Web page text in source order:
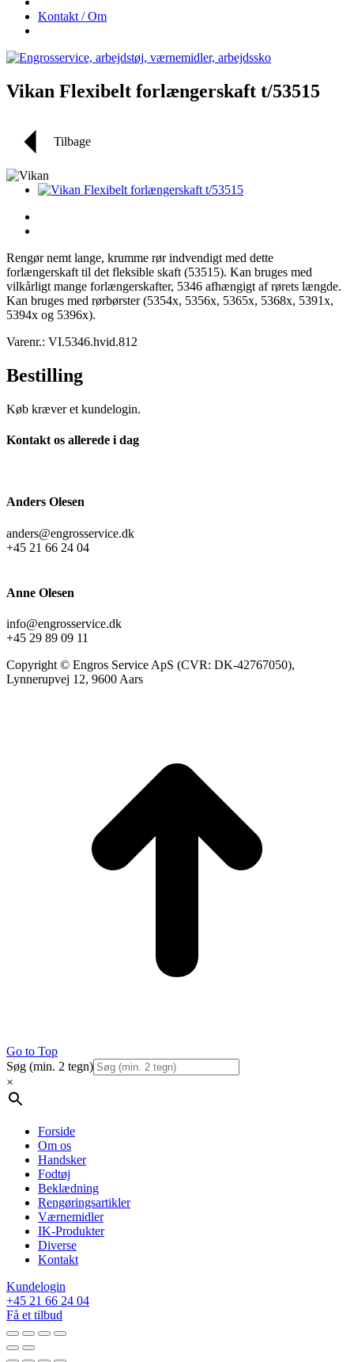
Kontakt / Om
Vikan Flexibelt forlængerskaft t/53515
Tilbage
Rengør nemt lange, krumme rør indvendigt med dette
forlængerskaft til det fleksible skaft (53515). Kan bruges med
vilkårligt mange forlængerskafter, 5346 afhængigt af rørets længde.
Kan bruges med rørbørster (5354x, 5356x, 5365x, 5368x, 5391x,
5394x og 5396x).
Varenr.: VI.5346.hvid.812
Bestilling
Køb kræver et kundelogin.
Kontakt os allerede i dag
Anders Olesen
anders@engrosservice.dk
+45 21 66 24 04
Anne Olesen
info@engrosservice.dk
+45 29 89 09 11
Copyright © Engros Service ApS (CVR: DK-42767050),
Lynnerupvej 12, 9600 Aars
Go to Top
Søg (min. 2 tegn)
×
Forside
Om os
Handsker
Fodtøj
Beklædning
Rengøringsartikler
Værnemidler
IK-Produkter
Diverse
Kontakt
Kundelogin
+45 21 66 24 04
Få et tilbud